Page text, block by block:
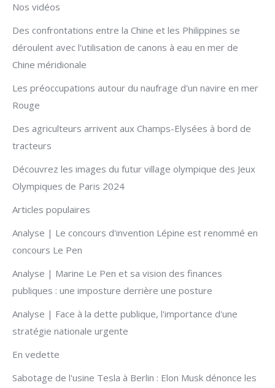
Nos vidéos
Des confrontations entre la Chine et les Philippines se
déroulent avec l'utilisation de canons à eau en mer de
Chine méridionale
Les préoccupations autour du naufrage d'un navire en mer
Rouge
Des agriculteurs arrivent aux Champs-Elysées à bord de
tracteurs
Découvrez les images du futur village olympique des Jeux
Olympiques de Paris 2024
Articles populaires
Analyse | Le concours d'invention Lépine est renommé en
concours Le Pen
Analyse | Marine Le Pen et sa vision des finances
publiques : une imposture derrière une posture
Analyse | Face à la dette publique, l'importance d'une
stratégie nationale urgente
En vedette
Sabotage de l'usine Tesla à Berlin : Elon Musk dénonce les